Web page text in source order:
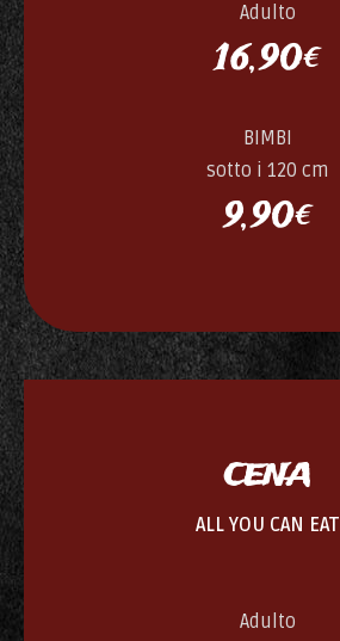
Adulto
16,90€
BIMBI
sotto i 120 cm
9,90€
CENA
ALL YOU CAN EAT
Adulto